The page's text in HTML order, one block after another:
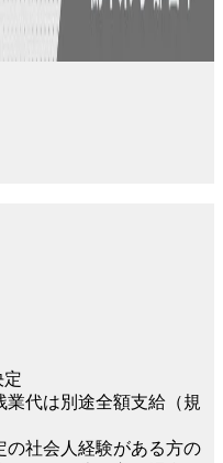
代は別途全額支給（規
社会人経験がある方の